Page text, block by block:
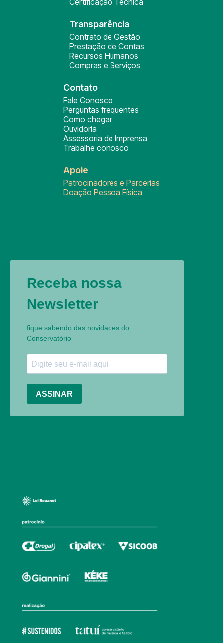
Certificação Técnica
Transparência
Contrato de Gestão
Prestação de Contas
Recursos Humanos
Compras e Serviços
Contato
Fale Conosco
Perguntas frequentes
Como chegar
Ouvidoria
Assessoria de Imprensa
Trabalhe conosco
Apoie
Patrocinadores e Parcerias
Doação Pessoa Física